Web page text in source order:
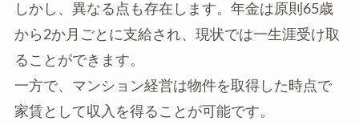
しかし、異なる点も存在します。年金は原則65歳
から2か月ごとに支給され、現状では一生涯受け取
ることができます。
一方で、マンション経営は物件を取得した時点で
家賃として収入を得ることが可能です。